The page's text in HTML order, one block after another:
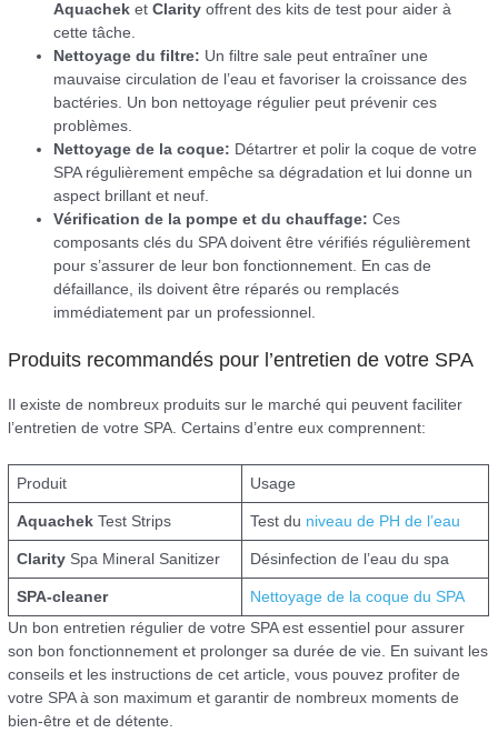
Aquachek etClarity offrent des kits de test pour aider à
cette tâche.
Nettoyage du filtre: Un filtre sale peut entraîner une
mauvaise circulation de l’eau et favoriser la croissance des
bactéries. Un bon nettoyage régulier peut prévenir ces
problèmes.
Nettoyage de la coque: Détartrer et polir la coque de votre
SPA régulièrement empêche sa dégradation et lui donne un
aspect brillant et neuf.
Vérification de la pompe et du chauffage: Ces
composants clés du SPA doivent être vérifiés régulièrement
pour s’assurer de leur bon fonctionnement. En cas de
défaillance, ils doivent être réparés ou remplacés
immédiatement par un professionnel.
Produits recommandés pour l’entretien de votre SPA
Il existe de nombreux produits sur le marché qui peuvent faciliter
l’entretien de votre SPA. Certains d’entre eux comprennent:
Produit Usage
Aquachek Test Strips Test du niveau de PH de l’eau
Clarity Spa Mineral Sanitizer Désinfection de l’eau du spa
SPA-cleaner
Nettoyage de la coque du SPA
Un bon entretien régulier de votre SPA est essentiel pour assurer
son bon fonctionnement et prolonger sa durée de vie. En suivant les
conseils et les instructions de cet article, vous pouvez profiter de
votre SPA à son maximum et garantir de nombreux moments de
bien-être et de détente.